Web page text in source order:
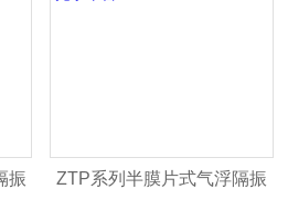
振 ZTP系列半膜片式气浮隔振